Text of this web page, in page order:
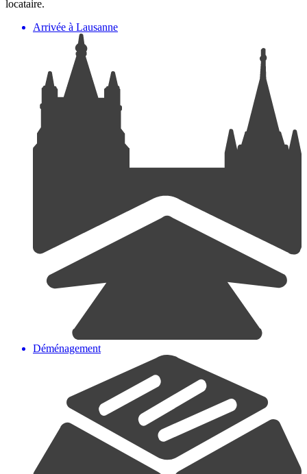
locataire.
Arrivée à Lausanne
Déménagement